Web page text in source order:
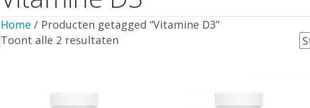
Home / Producten getagged “Vitamine D3”
Toont alle 2 resultaten